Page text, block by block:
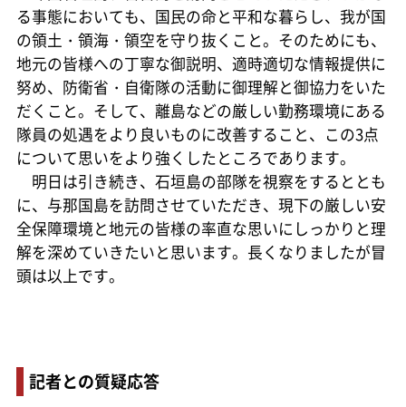
る事態においても、国民の命と平和な暮らし、我が国
の領土・領海・領空を守り抜くこと。そのためにも、
地元の皆様への丁寧な御説明、適時適切な情報提供に
努め、防衛省・自衛隊の活動に御理解と御協力をいた
だくこと。そして、離島などの厳しい勤務環境にある
隊員の処遇をより良いものに改善すること、この3点
について思いをより強くしたところであります。
明日は引き続き、石垣島の部隊を視察をするととも
に、与那国島を訪問させていただき、現下の厳しい安
全保障環境と地元の皆様の率直な思いにしっかりと理
解を深めていきたいと思います。長くなりましたが冒
頭は以上です。
記者との質疑応答